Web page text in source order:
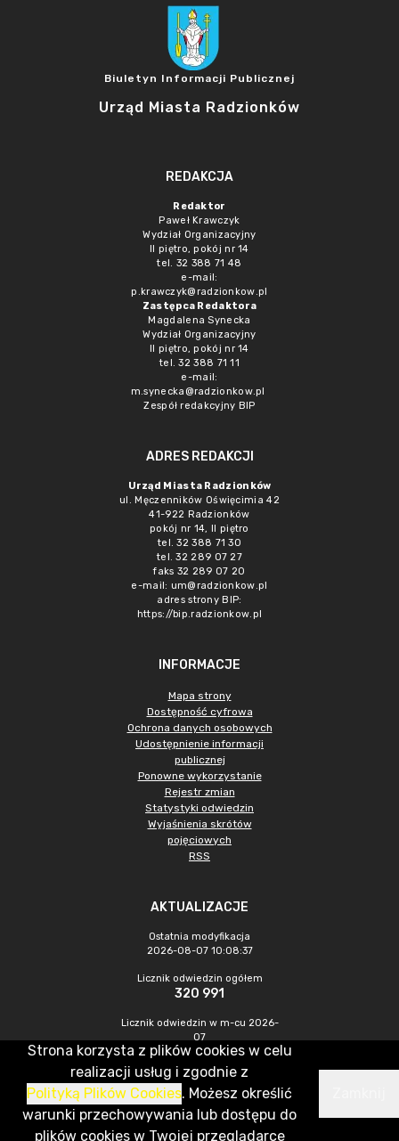
Biuletyn Informacji Publicznej
Urząd Miasta Radzionków
REDAKCJA
Redaktor
Paweł Krawczyk
Wydział Organizacyjny
II piętro, pokój nr 14
tel. 32 388 71 48
e-mail:
p.krawczyk@radzionkow.pl
Zastępca Redaktora
Magdalena Synecka
Wydział Organizacyjny
II piętro, pokój nr 14
tel. 32 388 71 11
e-mail:
m.synecka@radzionkow.pl
Zespół redakcyjny BIP
ADRES REDAKCJI
Urząd Miasta Radzionków
ul. Męczenników Oświęcimia 42
41-922 Radzionków
pokój nr 14, II piętro
tel. 32 388 71 30
tel. 32 289 07 27
faks 32 289 07 20
e-mail: um@radzionkow.pl
adres strony BIP:
https://bip.radzionkow.pl
INFORMACJE
Mapa strony
Dostępność cyfrowa
Ochrona danych osobowych
Udostępnienie informacji
publicznej
Ponowne wykorzystanie
Rejestr zmian
Statystyki odwiedzin
Wyjaśnienia skrótów
pojęciowych
RSS
AKTUALIZACJE
Ostatnia modyfikacja
2026-08-07 10:08:37
Licznik odwiedzin ogółem
320 991
Licznik odwiedzin w m-cu 2026-
07
1 050
CMS & Hosting: Nefeni Sp. z o.o.
Strona korzysta z plików cookies w celu
realizacji usług i zgodnie z
Polityką Plików Cookies. Możesz określić
warunki przechowywania lub dostępu do
plików cookies w Twojej przeglądarce